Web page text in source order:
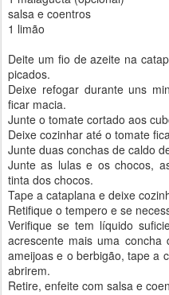
salsa e coentros
1 limão
Deite um fio de azeite na
picados.
Deixe refogar durante uns
ficar macia.
Junte o tomate cortado aos
Deixe cozinhar até o tomate
Junte duas conchas de caldo
Junte as lulas e os chocos,
tinta dos chocos.
Tape a cataplana e deixe
Retifique o tempero e se
Verifique se tem líquido
acrescente mais uma
ameijoas e o berbigão, tape a
abrirem.
Retire, enfeite com salsa e